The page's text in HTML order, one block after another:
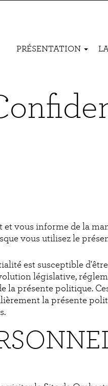
PRÉSENTATION
vous informe de la
vous utilisez le
est susceptible
législative,
la présente politique.
la présente